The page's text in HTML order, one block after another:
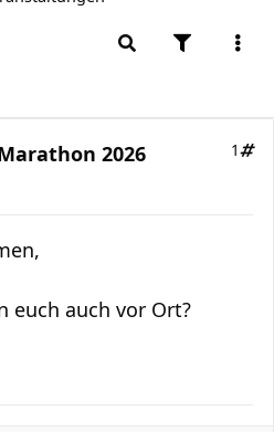
2026 1
euch auch vor Ort?